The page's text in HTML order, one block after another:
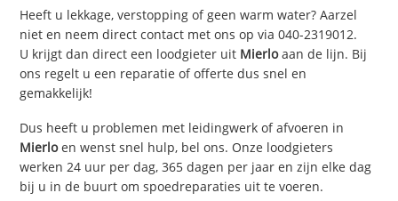
Heeft u lekkage, verstopping of geen warm water? Aarzel
niet en neem direct contact met ons op via 040-2319012.
U krijgt dan direct een loodgieter uit Mierloaan de lijn. Bij
ons regelt u een reparatie of offerte dus snel en
gemakkelijk!
Dus heeft u problemen met leidingwerk of afvoeren in
Mierloen wenst snel hulp, bel ons. Onze loodgieters
werken 24 uur per dag, 365 dagen per jaar en zijn elke dag
bij u in de buurt om spoedreparaties uit te voeren.